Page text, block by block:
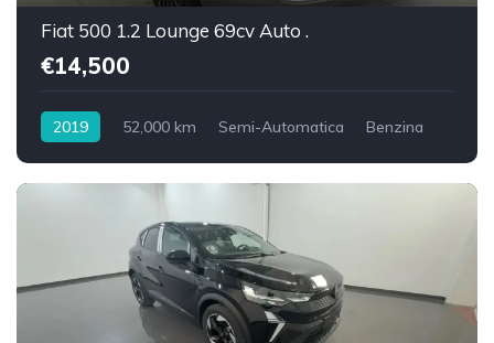
Fiat 500 1.2 Lounge 69cv Auto .
€14,500
2019 52,000 km Semi-Automatica Benzina